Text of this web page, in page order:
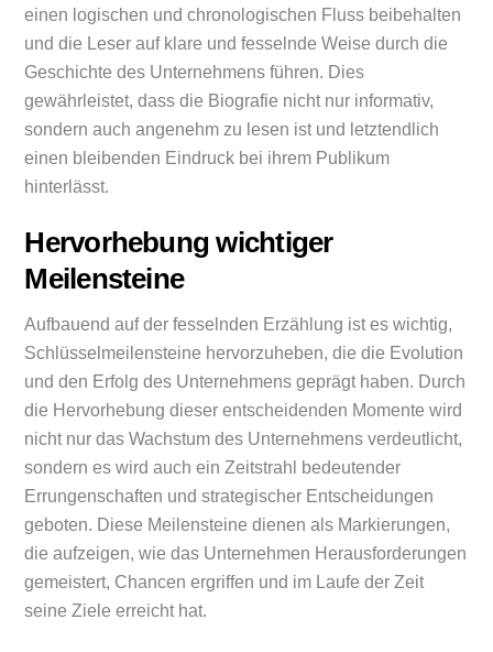
einen logischen und chronologischen Fluss beibehalten
und die Leser auf klare und fesselnde Weise durch die
Geschichte des Unternehmens führen. Dies
gewährleistet, dass die Biografie nicht nur informativ,
sondern auch angenehm zu lesen ist und letztendlich
einen bleibenden Eindruck bei ihrem Publikum
hinterlässt.
Hervorhebung wichtiger
Meilensteine
Aufbauend auf der fesselnden Erzählung ist es wichtig,
Schlüsselmeilensteine hervorzuheben, die die Evolution
und den Erfolg des Unternehmens geprägt haben. Durch
die Hervorhebung dieser entscheidenden Momente wird
nicht nur das Wachstum des Unternehmens verdeutlicht,
sondern es wird auch ein Zeitstrahl bedeutender
Errungenschaften und strategischer Entscheidungen
geboten. Diese Meilensteine dienen als Markierungen,
die aufzeigen, wie das Unternehmen Herausforderungen
gemeistert, Chancen ergriffen und im Laufe der Zeit
seine Ziele erreicht hat.